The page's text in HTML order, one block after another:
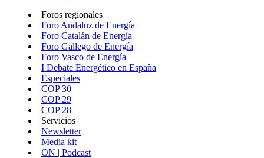
Foros regionales
Foro Andaluz de Energía
Foro Catalán de Energía
Foro Gallego de Energía
Foro Vasco de Energía
I Debate Energético en España
Especiales
COP 30
COP 29
COP 28
Servicios
Newsletter
Media kit
ON | Podcast